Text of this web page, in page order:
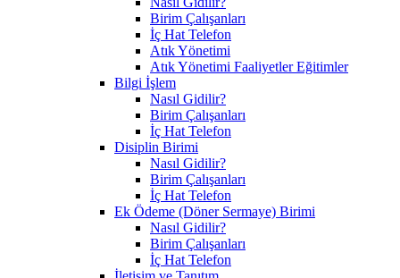
Birim Çalışanları
İç Hat Telefon
Atık Yönetimi
Atık Yönetimi Faaliyetler Eğitimler
Bilgi İşlem
Nasıl Gidilir?
Birim Çalışanları
İç Hat Telefon
Disiplin Birimi
Nasıl Gidilir?
Birim Çalışanları
İç Hat Telefon
Ek Ödeme (Döner Sermaye) Birimi
Nasıl Gidilir?
Birim Çalışanları
İç Hat Telefon